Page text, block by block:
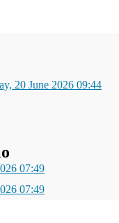
20 June 2026 09:44
07:49
07:49